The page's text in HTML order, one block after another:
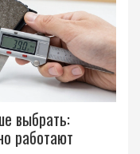
выбрать:
работают